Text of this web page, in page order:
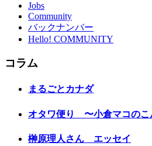
Jobs
Community
バックナンバー
Hello! COMMUNITY
コラム
まるごとカナダ
オタワ便り 〜小倉マコのこ
榊原理人さん エッセイ